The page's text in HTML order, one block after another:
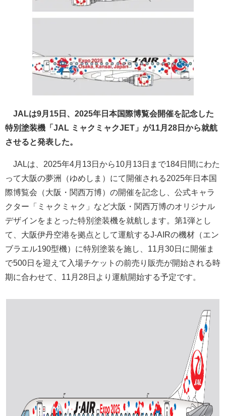
JALは9月15日、2025年日本国際博覧会開催を記念した
特別塗装機「JAL ミャクミャクJET」が11月28日から就航
させると発表した。
JALは、2025年4月13日から10月13日まで184日間にわた
って大阪の夢洲（ゆめしま）にて開催される2025年日本国
際博覧会（大阪・関西万博）の開催を記念し、公式キャラ
クター「ミャクミャク」など大阪・関西万博のオリジナル
デザインをまとった特別塗装機を就航します。第1弾とし
て、大阪伊丹空港を拠点として運航するJ-AIRの機材（エン
ブラエル190型機）に特別塗装を施し、11月30日に開催ま
で500日を迎えて入場チケットの前売り販売が開始される時
期に合わせて、11月28日より運航開始する予定です。